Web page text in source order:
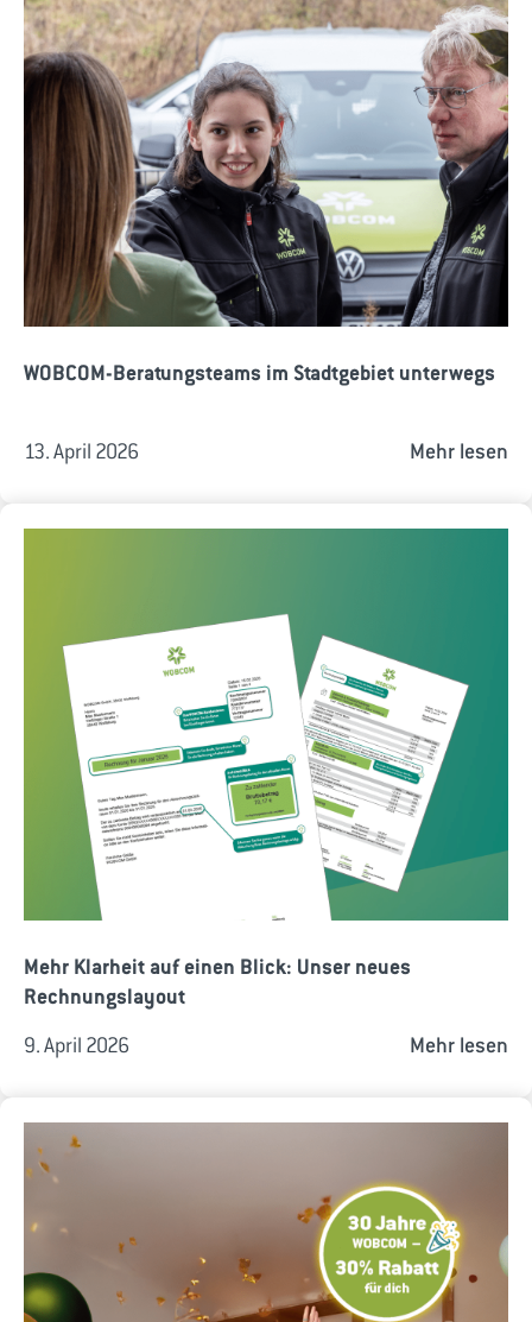
WOBCOM-Beratungsteams im Stadtgebiet unterwegs
13. April 2026 Mehr lesen
Mehr Klarheit auf einen Blick: Unser neues
Rechnungslayout
9. April 2026 Mehr lesen